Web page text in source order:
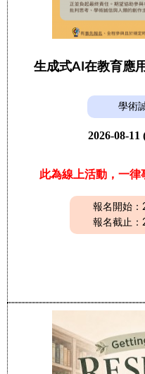
生成式AI在教育應
學術
2026-08-11
此為線上活動，一律
報名開始
報名截止